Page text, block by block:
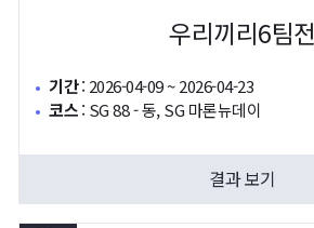
우리끼리6팀전
기간: 2026-04-09 ~ 2026-04-23
코스: SG 88 - 동, SG 마론뉴데이
결과 보기